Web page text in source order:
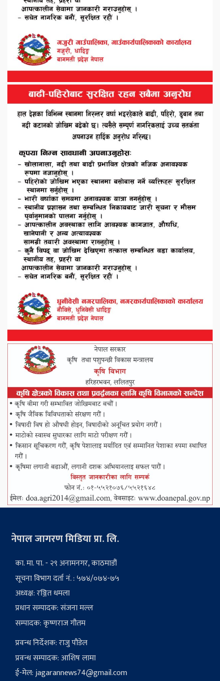
नेपाल जागरण मिडिया प्रा. लि.
का. मा. पा. - २९ अनामनगर, काठमाडौं
सूचना विभाग दर्ता नं. : ५७४/०७४-७५
अध्यक्ष: रञ्जित धमला
प्रधान सम्पादक: संजना मल्ल
सम्पादक: कृष्णराज गौतम
प्रवन्ध निर्देशक: राजु पौडेल
प्रवन्ध सम्पादक: आशिष लामा
ई-मेल:jagarannews74@gmail.com